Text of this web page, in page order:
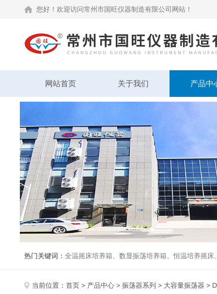
您好！欢迎访问常州市国旺仪器制造有限公司网站！
网站首页 关于我们 产品中
热门关键词： 全温摇床培养箱、数显振荡培养箱、恒温培养摇
当前位置： 首页 > 产品中心 > 振荡器系列 > 大容量振荡器 >